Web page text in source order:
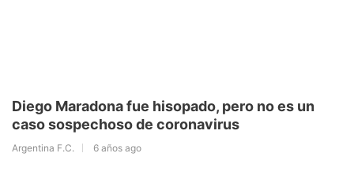
Diego Maradona fue hisopado, pero no es un
caso sospechoso de coronavirus
Argentina F.C. 6 años ago